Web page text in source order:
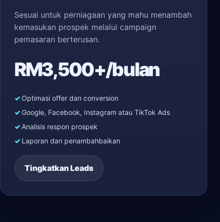
Sesuai untuk perniagaan yang mahu menambah
kemasukan prospek melalui campaign
pemasaran berterusan.
RM3,500+/bulan
Optimasi offer dan conversion
Google, Facebook, Instagram atau TikTok Ads
Analisis respon prospek
Laporan dan penambahbaikan
Tingkatkan Leads